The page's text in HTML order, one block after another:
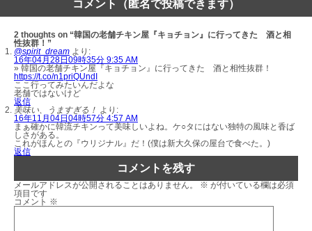
コメント（匿名で投稿できます）
2 thoughts on “韓国の老舗チキン屋『キョチョン』に行ってきた 酒と相
性抜群！”
@spirit_dream より:
16年04月28日09時35分 9:35 AM
» 韓国の老舗チキン屋『キョチョン』に行ってきた 酒と相性抜群！
https://t.co/n1priQUndI
ここ行ってみたいんだよな
老舗ではないけど
返信
美味い、うますぎる！ より:
16年11月04日04時57分 4:57 AM
まぁ確かに韓流チキンって美味しいよね。ケ○タにはない独特の風味と香ば
しさがある。
これがほんとの『ウリジナル』だ！(僕は新大久保の屋台で食べた。)
返信
コメントを残す
メールアドレスが公開されることはありません。 ※ が付いている欄は必須
項目です
コメント ※